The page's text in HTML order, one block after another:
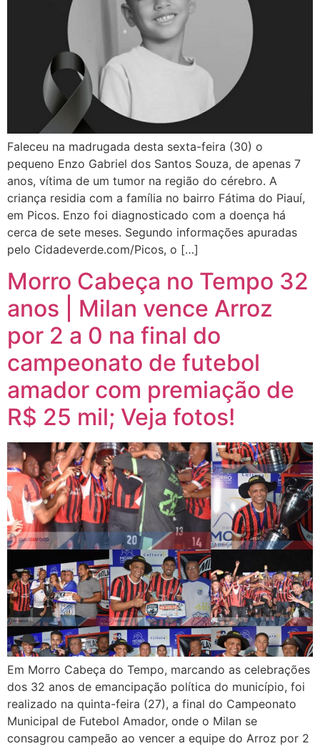
Faleceu na madrugada desta sexta-feira (30) o
pequeno Enzo Gabriel dos Santos Souza, de apenas 7
anos, vítima de um tumor na região do cérebro. A
criança residia com a família no bairro Fátima do Piauí,
em Picos. Enzo foi diagnosticado com a doença há
cerca de sete meses. Segundo informações apuradas
pelo Cidadeverde.com/Picos, o […]
Morro Cabeça no Tempo 32
anos | Milan vence Arroz
por 2 a 0 na final do
campeonato de futebol
amador com premiação de
R$ 25 mil; Veja fotos!
Em Morro Cabeça do Tempo, marcando as celebrações
dos 32 anos de emancipação política do município, foi
realizado na quinta-feira (27), a final do Campeonato
Municipal de Futebol Amador, onde o Milan se
consagrou campeão ao vencer a equipe do Arroz por 2